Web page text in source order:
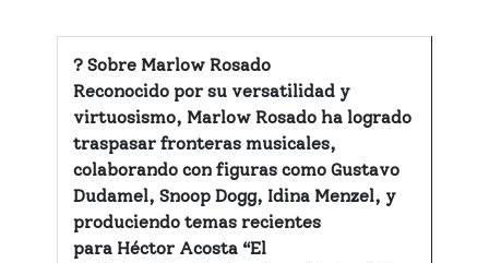
? Sobre Marlow Rosado
Reconocido por su versatilidad y
virtuosismo, Marlow Rosado ha logrado
traspasar fronteras musicales,
colaborando con figuras comoGustavo
Dudamel, Snoop Dogg, Idina Menzel, y
produciendo temas recientes
para Héctor Acosta “El